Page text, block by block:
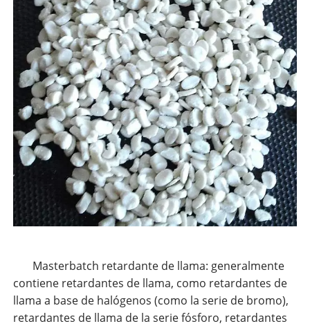
Masterbatch retardante de llama: generalmente
contiene retardantes de llama, como retardantes de
llama a base de halógenos (como la serie de bromo),
retardantes de llama de la serie fósforo, retardantes